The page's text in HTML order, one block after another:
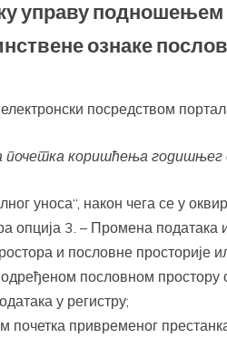
управу подношењем
ознаке
посредством
коришћења годишњег
уноса“, након чега се у
опција 3. – Промена података
и пословне просторије
пословном простору
у регистру;
привременог